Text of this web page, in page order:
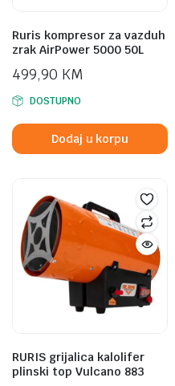
Ruris kompresor za vazduh
zrak AirPower 5000 50L
499,90 KM
DOSTUPNO
Dodaj u korpu
RURIS grijalica kalolifer
plinski top Vulcano 883